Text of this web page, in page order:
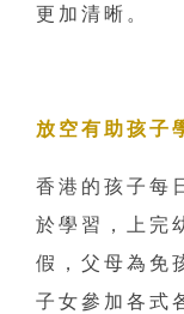
更加清晰。
放空有助孩子
香港的孩子每
於學習，上完
假，父母為免
子女參加各式